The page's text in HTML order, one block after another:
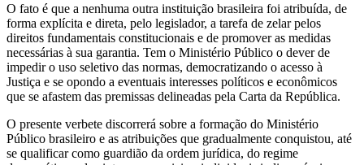
O fato é que a nenhuma outra instituição brasileira foi atribuída, de
forma explícita e direta, pelo legislador, a tarefa de zelar pelos
direitos fundamentais constitucionais e de promover as medidas
necessárias à sua garantia. Tem o Ministério Público o dever de
impedir o uso seletivo das normas, democratizando o acesso à
Justiça e se opondo a eventuais interesses políticos e econômicos
que se afastem das premissas delineadas pela Carta da República.
O presente verbete discorrerá sobre a formação do Ministério
Público brasileiro e as atribuições que gradualmente conquistou, até
se qualificar como guardião da ordem jurídica, do regime